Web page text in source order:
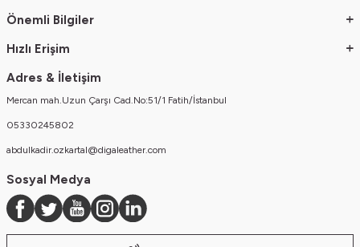
Önemli Bilgiler
Hızlı Erişim
Adres & İletişim
Mercan mah.Uzun Çarşı Cad.No:51/1 Fatih/İstanbul
05330245802
abdulkadir.ozkartal@digaleather.com
Sosyal Medya